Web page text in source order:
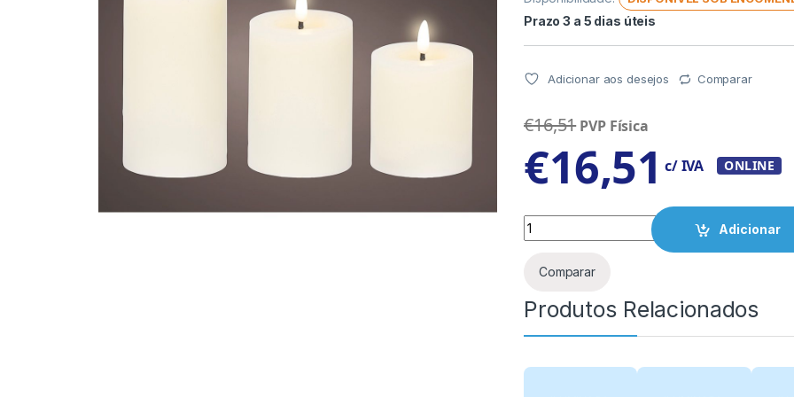
Prazo 3 a 5 dias úteis
Adicionar aos desejos Comparar
€16,51 PVP Física
€16,51 c/ IVA ONLINE
Quantity
Adicionar
Comparar
Produtos Relacionados